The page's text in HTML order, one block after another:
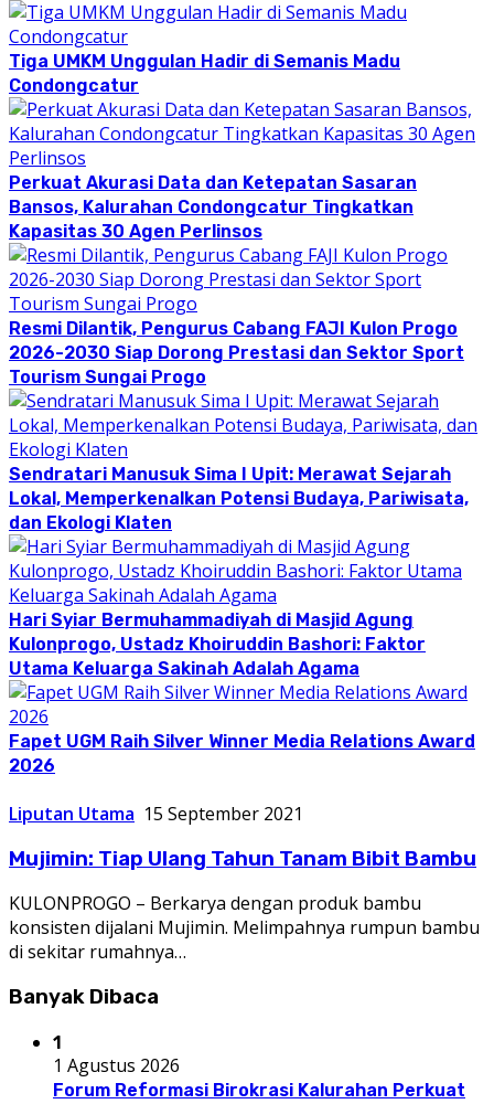
Tiga UMKM Unggulan Hadir di Semanis Madu
Condongcatur
Perkuat Akurasi Data dan Ketepatan Sasaran
Bansos, Kalurahan Condongcatur Tingkatkan
Kapasitas 30 Agen Perlinsos
Resmi Dilantik, Pengurus Cabang FAJI Kulon Progo
2026-2030 Siap Dorong Prestasi dan Sektor Sport
Tourism Sungai Progo
Sendratari Manusuk Sima I Upit: Merawat Sejarah
Lokal, Memperkenalkan Potensi Budaya, Pariwisata,
dan Ekologi Klaten
Hari Syiar Bermuhammadiyah di Masjid Agung
Kulonprogo, Ustadz Khoiruddin Bashori: Faktor
Utama Keluarga Sakinah Adalah Agama
Fapet UGM Raih Silver Winner Media Relations Award
2026
Liputan Utama 15 September 2021
Mujimin: Tiap Ulang Tahun Tanam Bibit Bambu
KULONPROGO – Berkarya dengan produk bambu
konsisten dijalani Mujimin. Melimpahnya rumpun bambu
di sekitar rumahnya…
Banyak Dibaca
1
1 Agustus 2026
Forum Reformasi Birokrasi Kalurahan Perkuat